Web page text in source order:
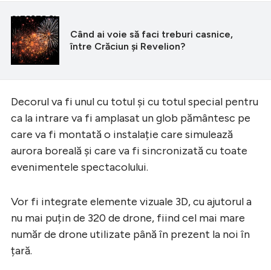
CITEȘTE ȘI
Când ai voie să faci treburi casnice,
între Crăciun și Revelion?
Decorul va fi unul cu totul și cu totul special pentru
ca la intrare va fi amplasat un glob pământesc pe
care va fi montată o instalație care simulează
aurora boreală și care va fi sincronizată cu toate
evenimentele spectacolului.
Vor fi integrate elemente vizuale 3D, cu ajutorul a
nu mai puțin de 320 de drone, fiind cel mai mare
număr de drone utilizate până în prezent la noi în
țară.